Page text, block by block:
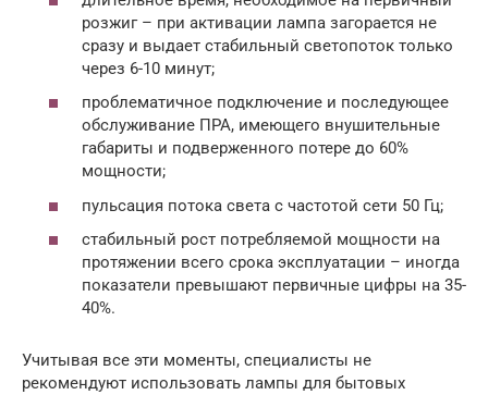
розжиг – при активации лампа загорается не
сразу и выдает стабильный светопоток только
через 6-10 минут;
проблематичное подключение и последующее
обслуживание ПРА, имеющего внушительные
габариты и подверженного потере до 60%
мощности;
пульсация потока света с частотой сети 50 Гц;
стабильный рост потребляемой мощности на
протяжении всего срока эксплуатации – иногда
показатели превышают первичные цифры на 35-
40%.
Учитывая все эти моменты, специалисты не
рекомендуют использовать лампы для бытовых